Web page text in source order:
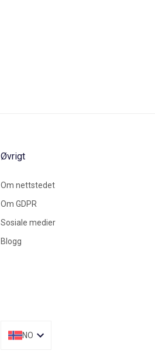
Øvrigt
Om nettstedet
Om GDPR
Sosiale medier
Blogg
NO